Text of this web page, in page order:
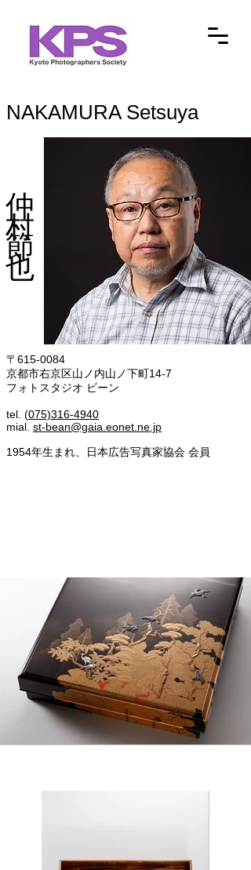
仲村節也
NAKAMURA Setsuya
〒615-0084
京都市右京区山ノ内山ノ下町14-7
フォトスタジオ ビーン
tel. (075)316-4940
mial. st-bean@gaia.eonet.ne.jp
1954年生まれ、日本広告写真家協会 会員